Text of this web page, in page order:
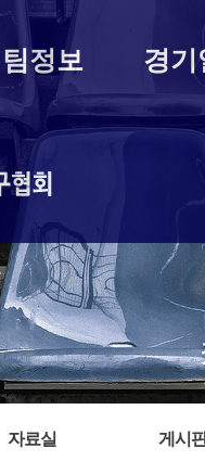
팀정보 경기
협히
자료실 게시